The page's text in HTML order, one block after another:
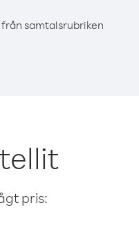
samtalsrubriken
pris: